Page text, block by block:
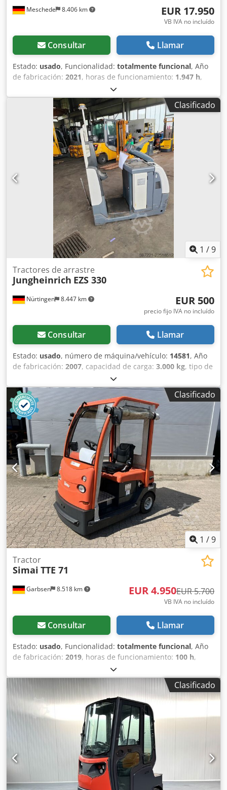
Meschede 8.406 km EUR 17.950
VB IVA no incluído
Consultar Llamar
Estado: usado, Funcionalidad: totalmente funcional, Año
de fabricación: 2021, horas de funcionamiento: 1.947 h,
eléctrico, tipo de accionamiento:
Elektro, fuerza de tracción con carga:25.000 N, Tractor
Estado técnico: muy bueno Neumáticos delanteros, tipo:
neumáticos Estado de los neumáticos delanteros: 60-80%
Neumáticos traseros, tipo: neumáticos Estado de los
neumáticos traseros: 60-80% Dcsdpfx Ahjzq Iaqsgek Voltaje
de la batería: 80 V Tipo de batería: PzS Año de fabricación
de la batería: 2021 Calefacción, cumple con las normas
STVZO, cabina completa, certificado CE, espejo interior.
Clasificado
1 /9
Nürtingen 8.447 km
Tractores de arrastre
Jungheinrich EZS 330
EUR 500
precio fijo IVA no incluído
Consultar Llamar
Estado: usado, número de máquina/vehículo: 14581, Año
de fabricación: 2007, capacidad de carga: 3.000 kg, tipo de
, tipo de mástil:
Número de serie: 91527760 Dsdezth Duepfx Ahgock
Clasificado
1 /9
Garbsen 8.518 km
Tractor
Simai TTE 71
EUR 4.950EUR 5.700
VB IVA no incluído
Consultar Llamar
Estado: usado, Funcionalidad: totalmente funcional, Año
de fabricación: 2019, horas de funcionamiento: 100 h,
7.000 kg, tipo de combustible:
eléctrico, peso en vacío:1.100 kg, longitud total:1.670
mm , tipo de accionamiento: Elektro
, ancho de
construcción:1.100 mm, Tractor Tipo de mástil: Ninguno
Estado técnico: bueno Tipo de neumático delantero:
superelástico Estado del neumático delantero: 80 - 100 %
Tipo de neumático trasero: superelástico Estado del
neumático trasero: 80 - 100 % Voltaje de la batería: 48V
Capacidad de la batería: 375Ah Año de fabricación de la
batería: 2019 Faro de trabajo trasero, faro de trabajo
delantero, cubierta de techo, parabrisas delantero,
semicabina, control por impulsos, Dcsdpfx Ajwt U Rkshgsk
Clasificado